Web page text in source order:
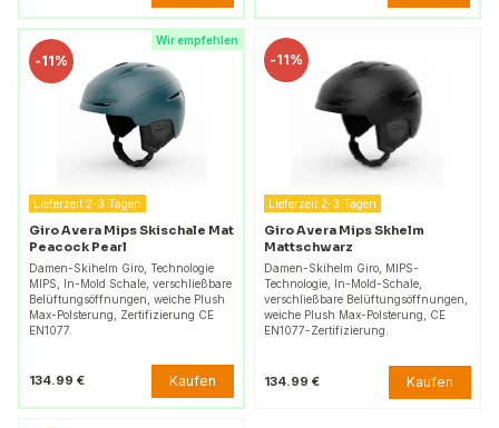
Wir empfehlen
-11%
Lieferzeit 2-3 Tagen
Giro Avera Mips Skischale Mat
Peacock Pearl
Damen-Skihelm Giro, Technologie
MIPS, In-Mold Schale, verschließbare
Belüftungsöffnungen, weiche Plush
Max-Polsterung, Zertifizierung CE
EN1077.
134.99 € Kaufen
-11%
Lieferzeit 2-3 Tagen
Giro Avera Mips Skhelm
Mattschwarz
Damen-Skihelm Giro, MIPS-
Technologie, In-Mold-Schale,
verschließbare Belüftungsöffnungen,
weiche Plush Max-Polsterung, CE
EN1077-Zertifizierung.
134.99 € Kaufen